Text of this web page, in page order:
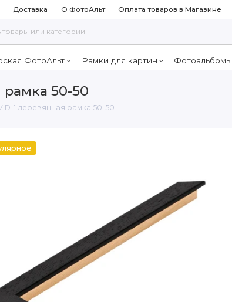
Доставка О ФотоАльт Оплата товаров в Магазине
ФотоАльт Рамки для картин Фотоальбомы
рамка 50-50
1 деревянная рамка 50-50